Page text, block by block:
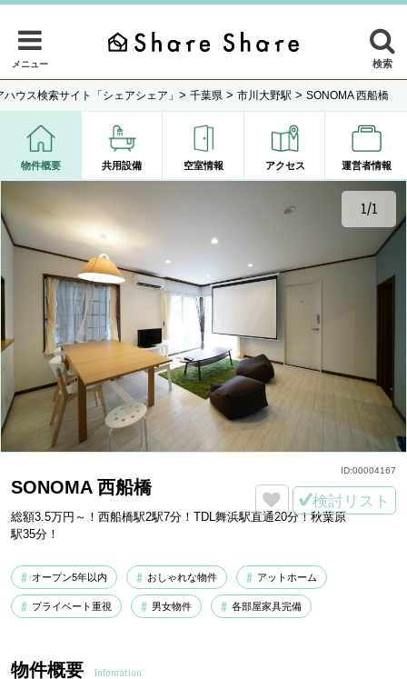
メニュー 検索
ハウス検索サイト「シェアシェア」 > 千葉県 > 市川大野駅 > SONOMA 西船橋
物件概要 共用設備 空室情報 アクセス 運営者情報
1/1
SONOMA 西船橋
総額3.5万円～！西船橋駅2駅7分！TDL舞浜駅直通20分！秋葉原
駅35分！
検討リスト
オープン5年以内 おしゃれな物件 アットホーム
プライベート重視 男女物件 各部屋家具完備
ID:00004167
物件概要 Infomation